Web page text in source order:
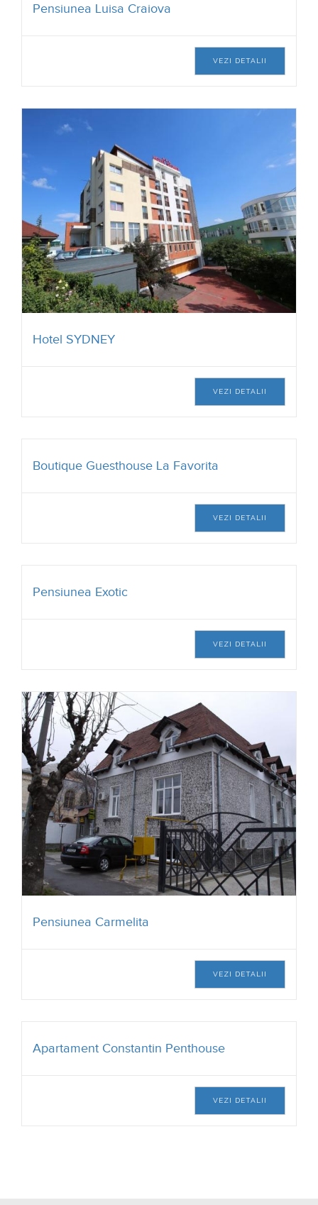
Pensiunea Luisa Craiova
VEZI DETALII
Hotel SYDNEY
VEZI DETALII
Boutique Guesthouse La Favorita
VEZI DETALII
Pensiunea Exotic
VEZI DETALII
Pensiunea Carmelita
VEZI DETALII
Apartament Constantin Penthouse
VEZI DETALII